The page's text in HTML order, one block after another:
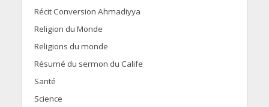
Récit Conversion Ahmadiyya
Religion du Monde
Religions du monde
Résumé du sermon du Calife
Santé
Science